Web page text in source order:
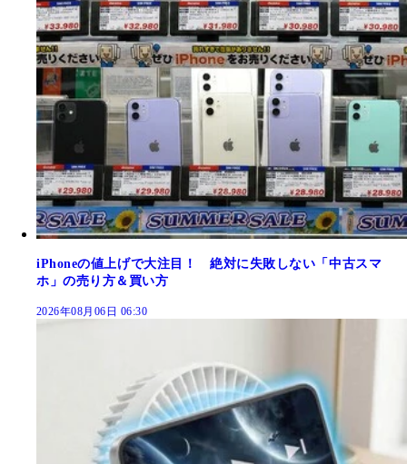
iPhoneの値上げで大注目！ 絶対に失敗しない「中古スマ
ホ」の売り方＆買い方
2026年08月06日 06:30